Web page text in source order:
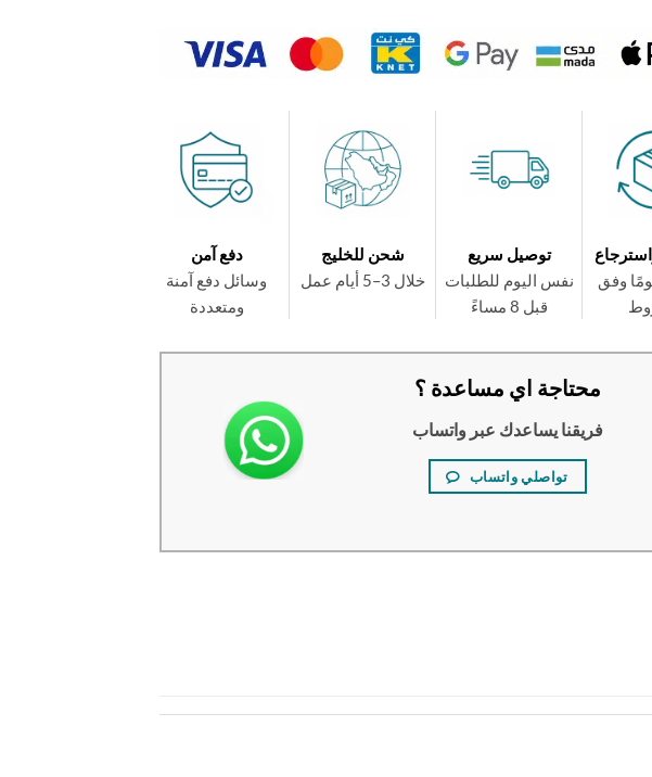
14 يومًا وفق
توصيل سريع
نفس اليوم للطلبات
قبل 8 مساءً
شحن للخليج
خلال 3–5 أيام عمل
دفع آمن
وسائل دفع آمنة
ومتعددة
محتاجة اي مساعدة ؟
فريقنا يساعدك عبر واتساب
تواصلي واتساب